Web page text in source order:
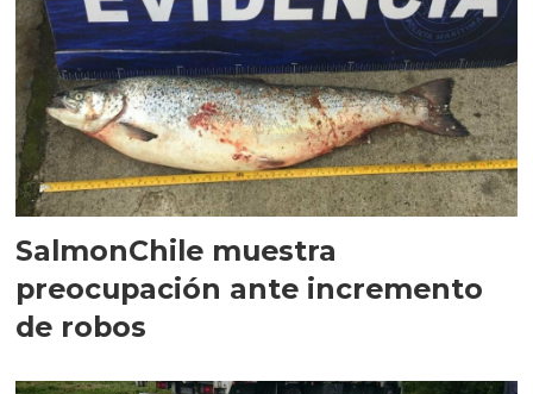
SalmonChile muestra
preocupación ante incremento
de robos